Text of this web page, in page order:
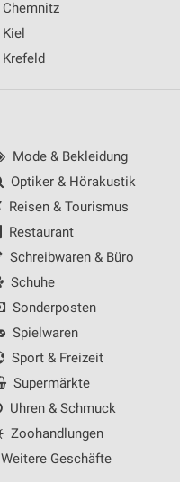
Chemnitz
Kiel
Krefeld
Mode & Bekleidung
Optiker & Hörakustik
Reisen & Tourismus
Restaurant
Schreibwaren & Büro
Schuhe
Sonderposten
Spielwaren
Sport & Freizeit
Supermärkte
Uhren & Schmuck
Zoohandlungen
Weitere Geschäfte